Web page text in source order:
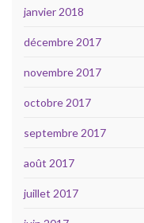
janvier 2018
décembre 2017
novembre 2017
octobre 2017
septembre 2017
août 2017
juillet 2017